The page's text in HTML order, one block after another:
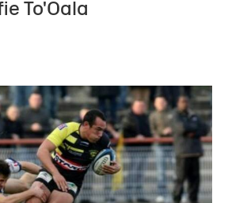
To'Oala